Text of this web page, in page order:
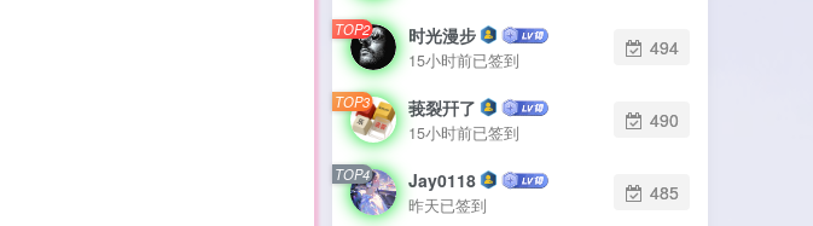
TOP2 时光漫步
15小时前已签到
494
TOP3 莪裂幵了
15小时前已签到
490
TOP4 Jay0118
昨天已签到
485
TOP2 时光漫步
15小时前已签到
494
TOP3 莪裂幵了
15小时前已签到
490
TOP4 Jay0118
昨天已签到
485